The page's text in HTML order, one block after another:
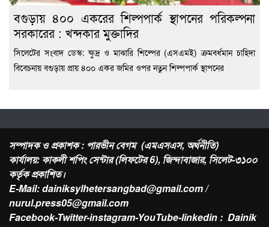
বগুড়ায় ৪০০ একরের শিল্পপার্ক স্থাপনের পরিকল্পনা
সরকারের : খন্দকার মুক্তাদির
সিলেটের সংবাদ ডেস্ক: ক্ষুদ্র ও মাঝারি শিল্পের (এসএমই) ক্রমবর্ধমান চাহিদা
বিবেচনায় বগুড়ায় প্রায় ৪০০ একর জমির ওপর নতুন শিল্পপার্ক স্থাপনের
সম্পাদক ও প্রকাশক : পারভীন বেগম (এমএসএস, অর্থনীতি)
কার্যালয়: কাকলী শপিং সেন্টার (লিফটের 6), জিন্দাবাজার, সিলেট-৩১০০
কর্তৃক প্রকাশিত।
E-Mail: dainiksylhetersangbad@gmail.com /
nurul.press05@gmail.com
Facebook-Twitter-instagram-YouTube-linkedin : Dainik